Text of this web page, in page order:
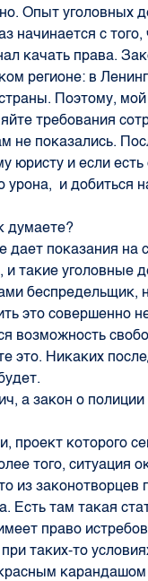
Опыт уголовных
начинается с
качать права.
регионе: в
Поэтому,
требования
не показались.
юристу и если
урона, и добиться
думаете?
дает показания на
и такие уголовные
это совершенно
возможность
это. Никаких
а закон о
проект которого
того, ситуация
из законотворцев
Есть там такая
право
таких-то